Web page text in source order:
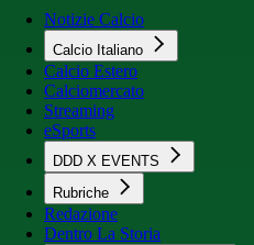
Notizie Calcio
Calcio Italiano
Calcio Estero
Calciomercato
Streaming
eSports
DDD X EVENTS
Rubriche
Redazione
Dentro La Storia